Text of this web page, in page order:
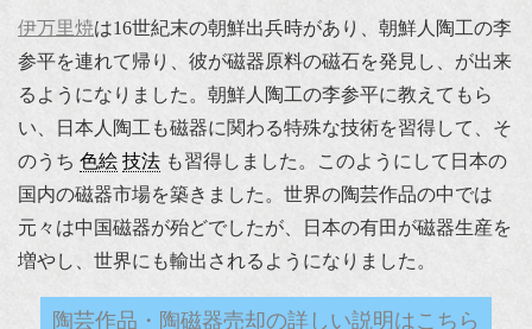
伊万里焼は16世紀末の朝鮮出兵時があり、朝鮮人陶工の李
参平を連れて帰り、彼が磁器原料の磁石を発見し、が出来
るようになりました。朝鮮人陶工の李参平に教えてもら
い、日本人陶工も磁器に関わる特殊な技術を習得して、そ
のうち 色絵 技法 も習得しました。このようにして日本の
国内の磁器市場を築きました。世界の陶芸作品の中では
元々は中国磁器が殆どでしたが、日本の有田が磁器生産を
増やし、世界にも輸出されるようになりました。
陶芸作品・陶磁器売却の詳しい説明はこちら